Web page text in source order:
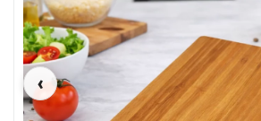
‹